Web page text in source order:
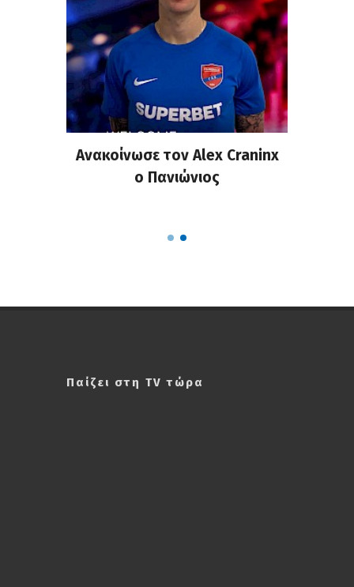
Ανακοίνωσε τον Alex Craninx
ο Πανιώνιος
Παίζει στη TV τώρα